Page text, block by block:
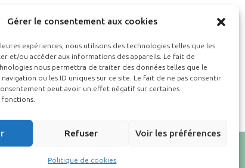
Gérer le consentement aux cookies
expériences, nous utilisons des technologies telles que les
et/ou accéder aux informations des appareils. Le fait de
nous permettra de traiter des données telles que le
ou les ID uniques sur ce site. Le fait de ne pas consentir
peut avoir un effet négatif sur certaines
Refuser Voir les préférences
Politique de cookies